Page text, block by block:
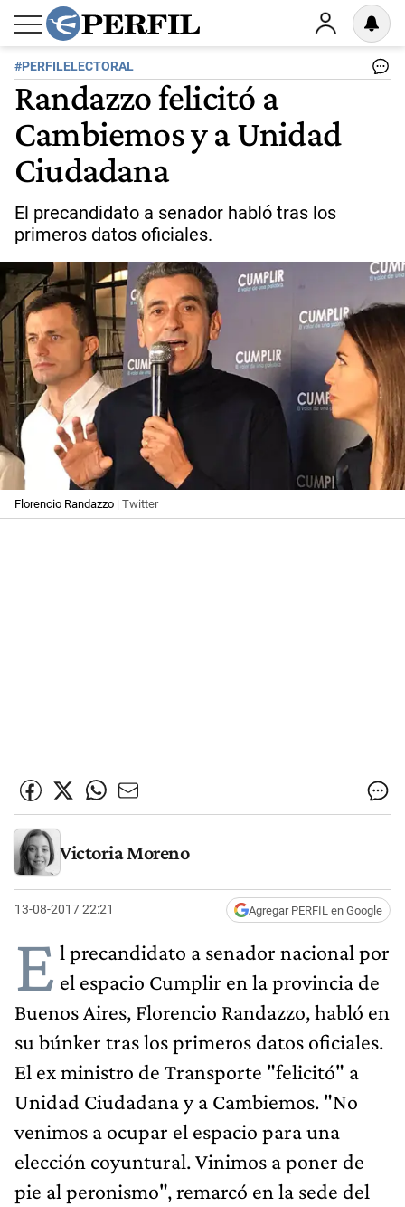
#PERFILELECTORAL
Randazzo felicitó a
Cambiemos y a Unidad
Ciudadana
El precandidato a senador habló tras los
primeros datos oficiales.
Florencio Randazzo | Twitter
Victoria Moreno
13-08-2017 22:21 Agregar PERFIL en Google
E l precandidato a senador nacional por
el espacio Cumplir en la provincia de
Buenos Aires, Florencio Randazzo, habló en
su búnker tras los primeros datos oficiales.
El ex ministro de Transporte "felicitó" a
Unidad Ciudadana y a Cambiemos. "No
venimos a ocupar el espacio para una
elección coyuntural. Vinimos a poner de
pie al peronismo", remarcó en la sede del